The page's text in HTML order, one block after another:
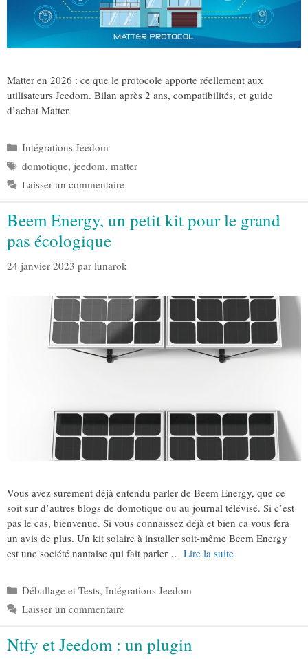
Matter en 2026 : ce que le protocole apporte réellement aux
utilisateurs Jeedom. Bilan après 2 ans, compatibilités, et guide
d’achat Matter.
Catégories
Intégrations Jeedom
Étiquettes
domotique, jeedom, matter
Laisser un commentaire
Beem Energy, un petit kit pour le grand
pas écologique
24 janvier 2023 par lunarok
Vous avez surement déjà entendu parler de Beem Energy, que ce
soit sur d’autres blogs de domotique ou au journal télévisé. Si c’est
pas le cas, bienvenue. Si vous connaissez déjà et bien ca vous fera
un avis de plus. Un kit solaire à installer soit-même Beem Energy
est une société nantaise qui fait parler … Lire la suite
Catégories
Déballage et Tests, Intégrations Jeedom
Laisser un commentaire
Ntfy et Jeedom : un plugin